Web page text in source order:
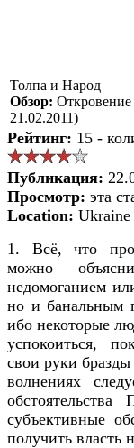
Толпа и Народ
Обзор: Откровение
21.02.2011)
Рейтинг: 15 -
Публикация:
Просмотр: эта
Location: Ukraine
1. Всё, что
можно
недомоганием
но и банальным
ибо некоторые
успокоиться,
свои руки
волнениях
субъективные
получить власть